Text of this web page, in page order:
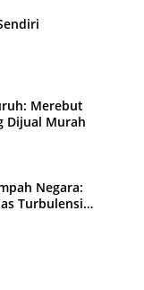
Merebut
Dijual Murah
Negara:
Turbulensi